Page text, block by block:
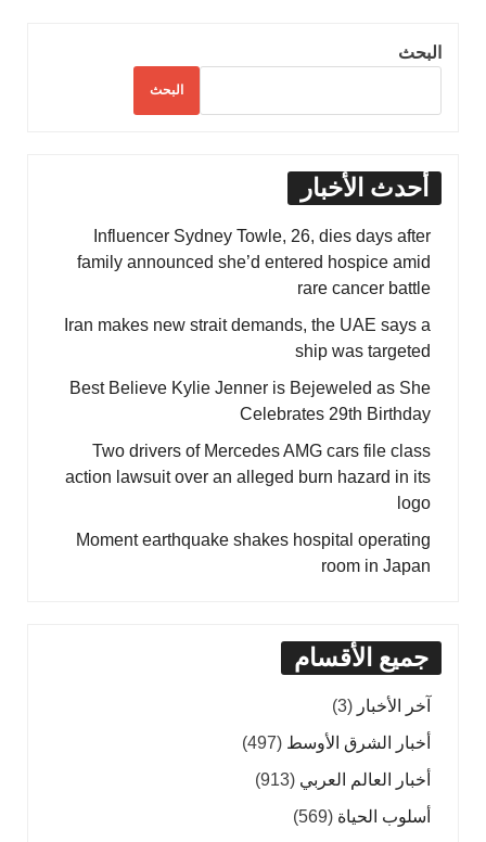
البحث
البحث
أحدث الأخبار
Influencer Sydney Towle, 26, dies days after
family announced she’d entered hospice amid
rare cancer battle
Iran makes new strait demands, the UAE says a
ship was targeted
Best Believe Kylie Jenner is Bejeweled as She
Celebrates 29th Birthday
Two drivers of Mercedes AMG cars file class
action lawsuit over an alleged burn hazard in its
logo
Moment earthquake shakes hospital operating
room in Japan
جميع الأقسام
آخر الأخبار (3)
أخبار الشرق الأوسط (497)
أخبار العالم العربي (913)
أسلوب الحياة (569)